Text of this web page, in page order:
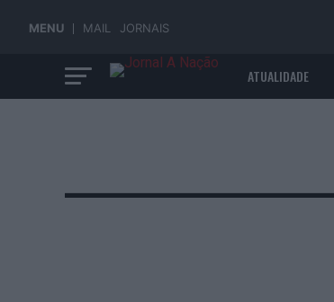
MENU MAIL JORNAIS
ATUALIDADE